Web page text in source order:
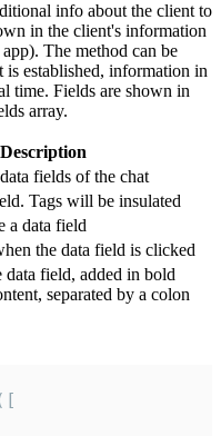
info about the client to
in the client's information
The method can be
is established, information in
time. Fields are shown in
array.
Description
fields of the chat
Tags will be insulated
a data field
the data field is clicked
field, added in bold
separated by a colon